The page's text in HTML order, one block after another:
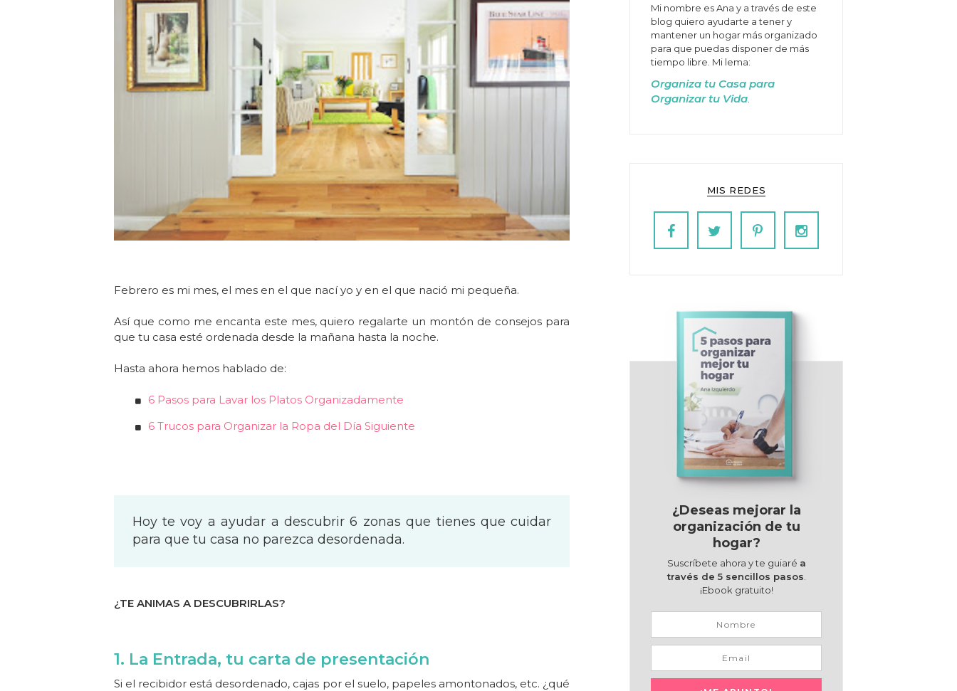
Febrero es mi mes, el mes en el que nací yo y en el que nació mi pequeña.
Así que como me encanta este mes, quiero regalarte un montón de consejos para
que tu casa esté ordenada desde la mañana hasta la noche.
Hasta ahora hemos hablado de:
6 Pasos para Lavar los Platos Organizadamente
6 Trucos para Organizar la Ropa del Día Siguiente
Hoy te voy a ayudar a descubrir 6 zonas que tienes que cuidar
para que tu casa no parezca desordenada.
¿TE ANIMAS A DESCUBRIRLAS?
1. La Entrada, tu carta de presentación
Si el recibidor está desordenado, cajas por el suelo, papeles amontonados, etc. ¿qué
Mi nombre es Ana y a través de este
blog quiero ayudarte a tener y
mantener un hogar más organizado
para que puedas disponer de más
tiempo libre. Mi lema:
Organiza tu Casa para
Organizar tu Vida
MIS REDES
¿Deseas mejorar la
organización de tu
hogar?
Suscríbete ahora y te guiaré a
través de 5 sencillos pasos.
¡Ebook gratuito!